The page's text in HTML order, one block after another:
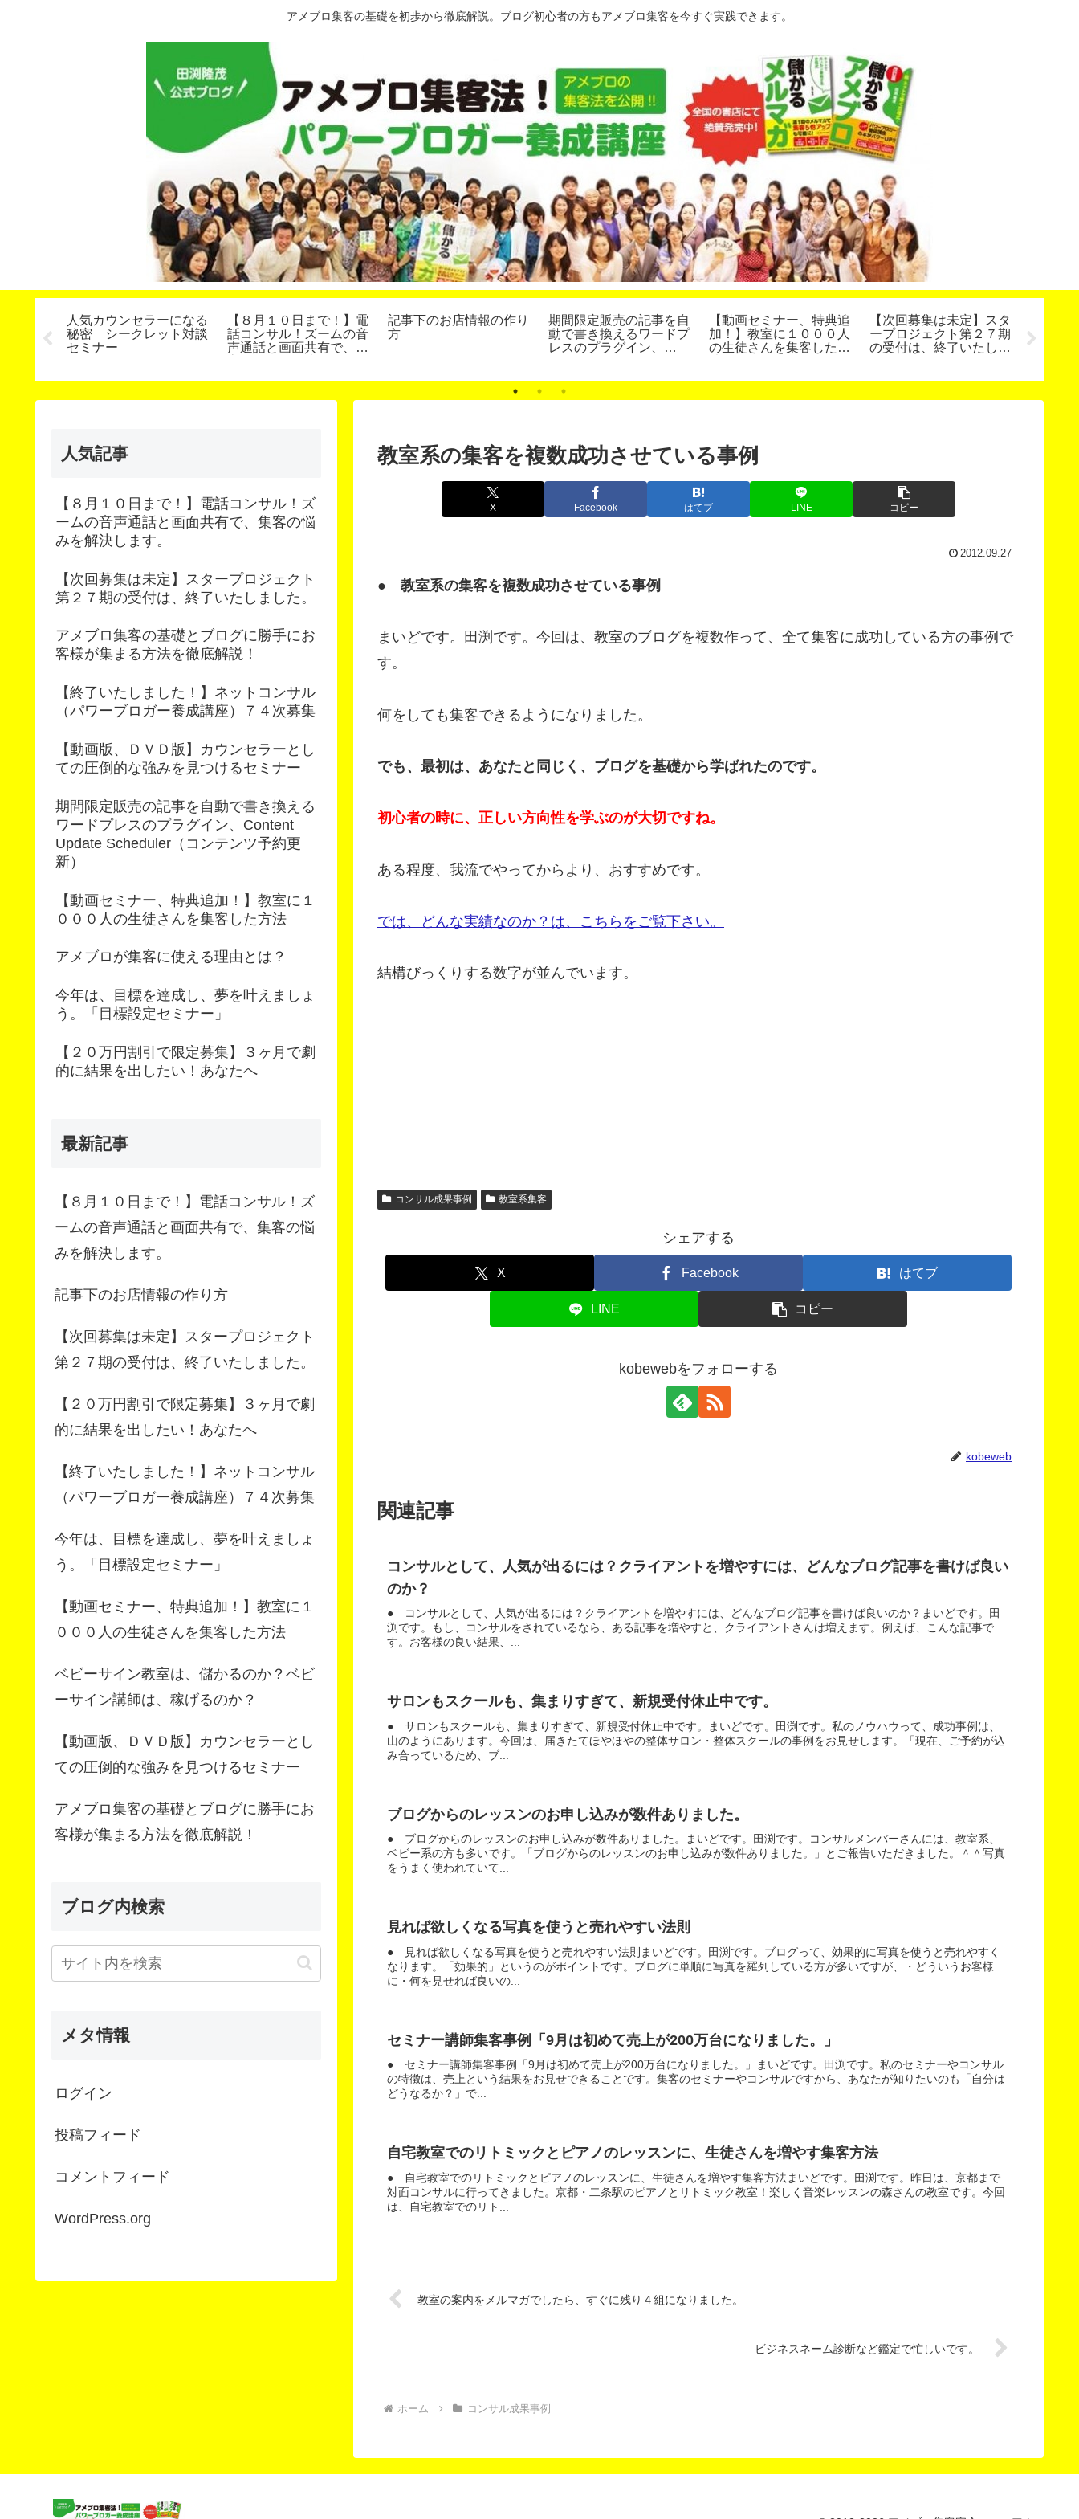
アメブロ集客の基礎を初歩から徹底解説。ブログ初心者の方もアメブロ集客を今すぐ実践できます。
。「目
人気カウンセラーになる
秘密 シークレット対談
セミナー
【８月１０日まで！】電
話コンサル！ズームの音
声通話と画面共有で、集
記事下のお店情報の作り
方
期間限定販売の記事を自
動で書き換えるワードプ
レスのプラグイン、
予約更新）
【動画セミナー、特典追
加！】教室に１０００人
の生徒さんを集客した方
【次回募集は未定】スタ
ープロジェクト第２７期
の受付は、終了いたしま
方！ワ
イス
教室系の集客を複数成功させている事例
X Facebook はてブ LINE コピー
2012.09.27
● 教室系の集客を複数成功させている事例
まいどです。田渕です。今回は、教室のブログを複数作って、全て集客に成功している方の事例で
す。
何をしても集客できるようになりました。
でも、最初は、あなたと同じく、ブログを基礎から学ばれたのです。
初心者の時に、正しい方向性を学ぶのが大切ですね。
ある程度、我流でやってからより、おすすめです。
では、どんな実績なのか？は、こちらをご覧下さい。
結構びっくりする数字が並んでいます。
コンサル成果事例 教室系集客
シェアする
X Facebook はてブ
LINE コピー
kobewebをフォローする
kobeweb
関連記事
コンサルとして、人気が出るには？クライアントを増やすには、どんなブログ記事を書けば良い
のか？
● コンサルとして、人気が出るには？クライアントを増やすには、どんなブログ記事を書けば良いのか？まいどです。田
渕です。もし、コンサルをされているなら、ある記事を増やすと、クライアントさんは増えます。例えば、こんな記事で
す。お客様の良い結果、...
サロンもスクールも、集まりすぎて、新規受付休止中です。
● サロンもスクールも、集まりすぎて、新規受付休止中です。まいどです。田渕です。私のノウハウって、成功事例は、
山のようにあります。今回は、届きたてほやほやの整体サロン・整体スクールの事例をお見せします。「現在、ご予約が込
み合っているため、ブ...
ブログからのレッスンのお申し込みが数件ありました。
● ブログからのレッスンのお申し込みが数件ありました。まいどです。田渕です。コンサルメンバーさんには、教室系、
ベビー系の方も多いです。「ブログからのレッスンのお申し込みが数件ありました。」とご報告いただきました。＾＾写真
をうまく使われていて...
見れば欲しくなる写真を使うと売れやすい法則
● 見れば欲しくなる写真を使うと売れやすい法則まいどです。田渕です。ブログって、効果的に写真を使うと売れやすく
なります。「効果的」というのがポイントです。ブログに単順に写真を羅列している方が多いですが、・どういうお客様
に・何を見せれば良いの...
セミナー講師集客事例「9月は初めて売上が200万台になりました。」
● セミナー講師集客事例「9月は初めて売上が200万台になりました。」まいどです。田渕です。私のセミナーやコンサル
の特徴は、売上という結果をお見せできることです。集客のセミナーやコンサルですから、あなたが知りたいのも「自分は
どうなるか？」で...
自宅教室でのリトミックとピアノのレッスンに、生徒さんを増やす集客方法
● 自宅教室でのリトミックとピアノのレッスンに、生徒さんを増やす集客方法まいどです。田渕です。昨日は、京都まで
対面コンサルに行ってきました。京都・二条駅のピアノとリトミック教室！楽しく音楽レッスンの森さんの教室です。今回
は、自宅教室でのリト...
教室の案内をメルマガでしたら、すぐに残り４組になりました。
ビジネスネーム診断など鑑定で忙しいです。
ホーム コンサル成果事例
人気記事
【８月１０日まで！】電話コンサル！ズ
ームの音声通話と画面共有で、集客の悩
みを解決します。
【次回募集は未定】スタープロジェクト
第２７期の受付は、終了いたしました。
アメブロ集客の基礎とブログに勝手にお
客様が集まる方法を徹底解説！
【終了いたしました！】ネットコンサル
（パワーブロガー養成講座）７４次募集
【動画版、ＤＶＤ版】カウンセラーとし
ての圧倒的な強みを見つけるセミナー
期間限定販売の記事を自動で書き換える
ワードプレスのプラグイン、Content
Update Scheduler（コンテンツ予約更
新）
【動画セミナー、特典追加！】教室に１
０００人の生徒さんを集客した方法
アメブロが集客に使える理由とは？
今年は、目標を達成し、夢を叶えましょ
う。「目標設定セミナー」
【２０万円割引で限定募集】３ヶ月で劇
的に結果を出したい！あなたへ
最新記事
【８月１０日まで！】電話コンサル！ズ
ームの音声通話と画面共有で、集客の悩
みを解決します。
記事下のお店情報の作り方
【次回募集は未定】スタープロジェクト
第２７期の受付は、終了いたしました。
【２０万円割引で限定募集】３ヶ月で劇
的に結果を出したい！あなたへ
【終了いたしました！】ネットコンサル
（パワーブロガー養成講座）７４次募集
今年は、目標を達成し、夢を叶えましょ
う。「目標設定セミナー」
【動画セミナー、特典追加！】教室に１
０００人の生徒さんを集客した方法
ベビーサイン教室は、儲かるのか？ベビ
ーサイン講師は、稼げるのか？
【動画版、ＤＶＤ版】カウンセラーとし
ての圧倒的な強みを見つけるセミナー
アメブロ集客の基礎とブログに勝手にお
客様が集まる方法を徹底解説！
ブログ内検索
メタ情報
ログイン
投稿フィード
コメントフィード
WordPress.org